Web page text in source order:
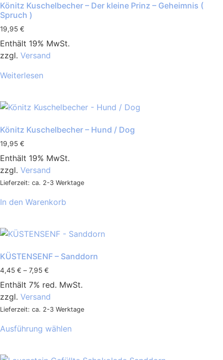
Könitz Kuschelbecher – Der kleine Prinz – Geheimnis (
Spruch )
19,95 €
Enthält 19% MwSt.
zzgl. Versand
Weiterlesen
Könitz Kuschelbecher – Hund / Dog
19,95 €
Enthält 19% MwSt.
zzgl. Versand
Lieferzeit: ca. 2-3 Werktage
In den Warenkorb
KÜSTENSENF – Sanddorn
4,45 € – 7,95 €
Enthält 7% red. MwSt.
zzgl. Versand
Lieferzeit: ca. 2-3 Werktage
Ausführung wählen